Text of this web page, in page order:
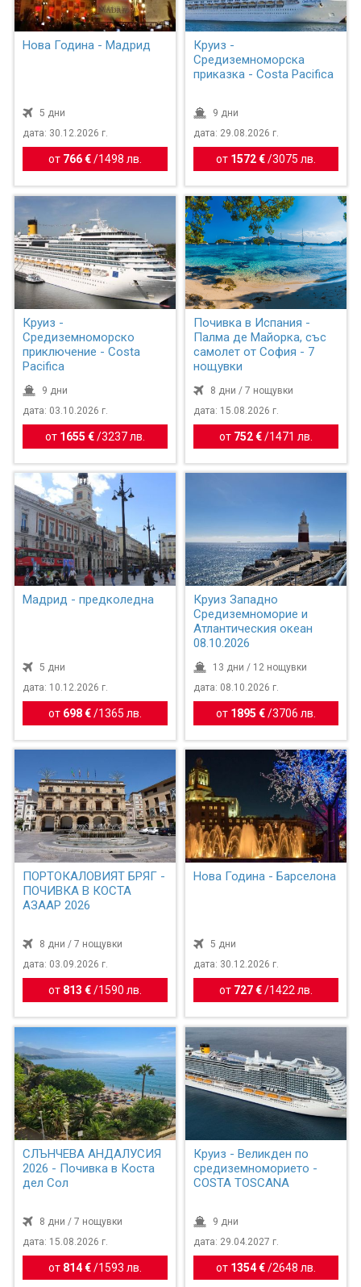
Нова Година - Мадрид
5 дни
дата: 30.12.2026 г.
от 766 € / 1498 лв.
Круиз -
Средиземноморска
приказка - Costa Pacifica
9 дни
дата: 29.08.2026 г.
от 1572 €/3075 лв.
Круиз -
Средиземноморско
приключение - Costa
Pacifica
9 дни
дата: 03.10.2026 г.
от 1655 € /3237 лв.
Почивка в Испания -
Палма де Майорка, със
самолет от София - 7
нощувки
8 дни / 7 нощувки
дата: 15.08.2026 г.
от 752 €/ 1471 лв.
Мадрид - предколедна
5 дни
дата: 10.12.2026 г.
от 698 € / 1365 лв.
Круиз Западно
Средиземноморие и
Атлантическия океан
08.10.2026
13 дни / 12 нощувки
дата: 08.10.2026 г.
от 1895 €/3706 лв.
ПОРТОКАЛОВИЯТ БРЯГ -
ПОЧИВКА В КОСТА
АЗААР 2026
8 дни / 7 нощувки
дата: 03.09.2026 г.
от 813 € / 1590 лв.
Нова Година - Барселона
5 дни
дата: 30.12.2026 г.
от 727 €/ 1422 лв.
СЛЪНЧЕВА АНДАЛУСИЯ
2026 - Почивка в Коста
дел Сол
8 дни / 7 нощувки
дата: 15.08.2026 г.
от 814 € / 1593 лв.
Круиз - Великден по
средиземноморието -
COSTA TOSCANA
9 дни
дата: 29.04.2027 г.
от 1354 €/2648 лв.